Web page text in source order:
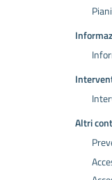
Altri